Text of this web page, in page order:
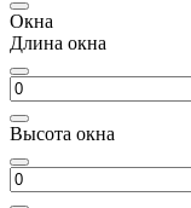
Окна
Длина окна
Высота окна